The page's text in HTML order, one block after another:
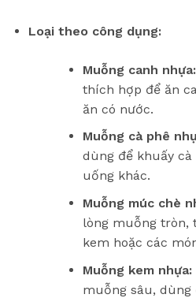
Loại theo công dụng:
Muỗng canh nhựa:
thích hợp để ăn
ăn có nước.
Muỗng cà phê
dùng để khuấy
uống khác.
Muỗng múc chè
lòng muỗng tròn,
kem hoặc các
Muỗng kem nhựa:
muỗng sâu, dùng